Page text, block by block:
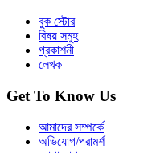
বুক স্টোর
বিষয় সমুহ
প্রকাশনী
লেখক
Get To Know Us
আমাদের সম্পর্কে
অভিযোগ/পরামর্শ